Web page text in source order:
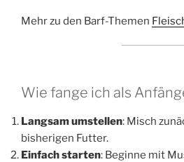
Mehr zu den Barf-Themen
Wie fange ich als
Langsam umstellen: Misch
bisherigen Futter.
Einfach starten: Beginne mit